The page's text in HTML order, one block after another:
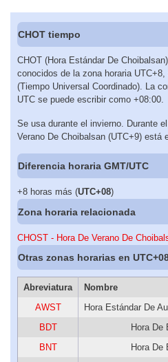
CHOT tiempo
CHOT (Hora Estándar De
conocidos de la zona horaria
(Tiempo Universal Coordinado). La
UTC se puede escribir como +08:00.
Se usa durante el invierno. Durante
Verano De Choibalsan (UTC+9) está
Diferencia horaria GMT/UTC
+8 horas más (UTC+08)
Zona horaria relacionada
CHOST - Hora De Verano De
Otras zonas horarias en
Abreviatura
Nombre
AWST
Hora Estándar De
BDT
Hora De
BNT
Hora De